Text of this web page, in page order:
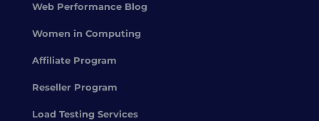
Web Performance Blog
Women in Computing
Affiliate Program
Reseller Program
Load Testing Services